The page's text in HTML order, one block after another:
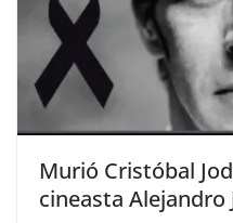
Murió Cristóbal
cineasta Alejandro